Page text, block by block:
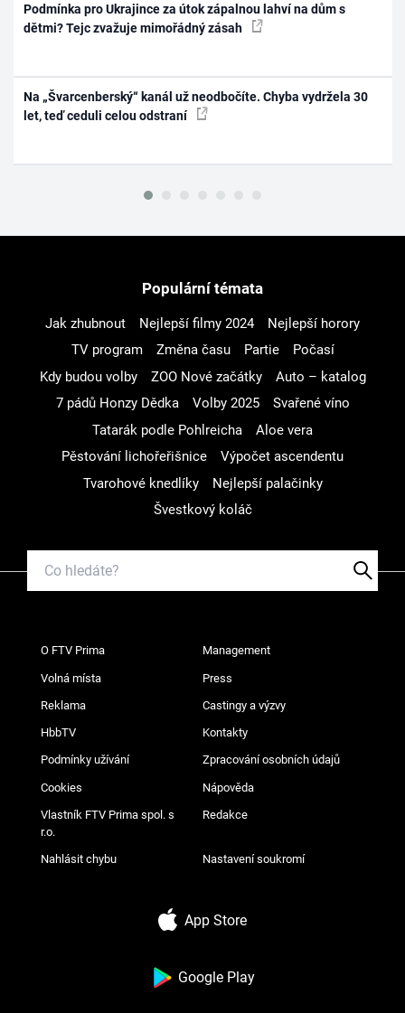
Podmínka pro Ukrajince za útok zápalnou lahví na dům s
dětmi? Tejc zvažuje mimořádný zásah
Na „Švarcenberský“ kanál už neodbočíte. Chyba vydržela 30
let, teď ceduli celou odstraní
Populární témata
Jak zhubnout Nejlepší filmy 2024
Nejlepší horory
TV program
Změna času Partie
Počasí
Kdy budou volby
ZOO Nové začátky
Auto – katalog
7 pádů Honzy Dědka
Volby 2025
Svařené víno
Tatarák podle Pohlreicha
Aloe vera
Pěstování lichořeřišnice
Výpočet ascendentu
Tvarohové knedlíky
Nejlepší palačinky
Švestkový koláč
O FTV Prima Management
Volná místa Press
Reklama Castingy a výzvy
HbbTV Kontakty
Podmínky užívání Zpracování osobních údajů
Cookies Nápověda
Vlastník FTV Prima spol. s
r.o.
Redakce
Nahlásit chybu Nastavení soukromí
App Store
Google Play